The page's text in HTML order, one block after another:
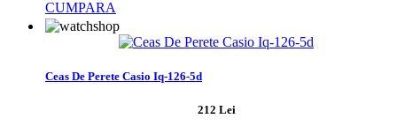
CUMPARA
Ceas De Perete Casio Iq-126-5d
212 Lei